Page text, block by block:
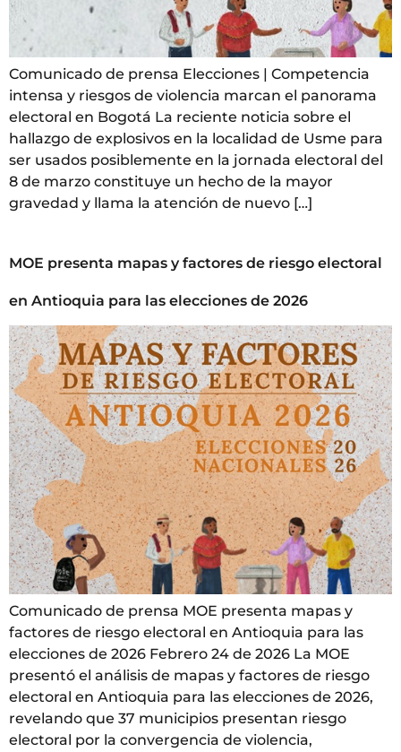
Comunicado de prensa Elecciones | Competencia
intensa y riesgos de violencia marcan el panorama
electoral en Bogotá La reciente noticia sobre el
hallazgo de explosivos en la localidad de Usme para
ser usados posiblemente en la jornada electoral del
8 de marzo constituye un hecho de la mayor
gravedad y llama la atención de nuevo […]
MOE presenta mapas y factores de riesgo electoral
en Antioquia para las elecciones de 2026
Comunicado de prensa MOE presenta mapas y
factores de riesgo electoral en Antioquia para las
elecciones de 2026 Febrero 24 de 2026 La MOE
presentó el análisis de mapas y factores de riesgo
electoral en Antioquia para las elecciones de 2026,
revelando que 37 municipios presentan riesgo
electoral por la convergencia de violencia,